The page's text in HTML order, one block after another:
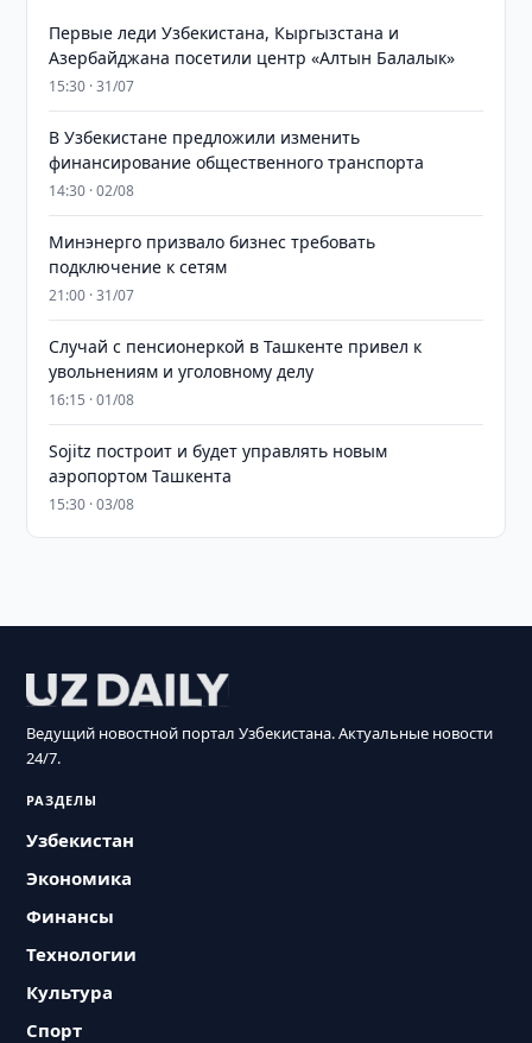
Первые леди Узбекистана, Кыргызстана и
Азербайджана посетили центр «Алтын Балалык»
15:30 · 31/07
В Узбекистане предложили изменить
финансирование общественного транспорта
14:30 · 02/08
Минэнерго призвало бизнес требовать
подключение к сетям
21:00 · 31/07
Случай с пенсионеркой в Ташкенте привел к
увольнениям и уголовному делу
16:15 · 01/08
Sojitz построит и будет управлять новым
аэропортом Ташкента
15:30 · 03/08
Ведущий новостной портал Узбекистана. Актуальные новости
24/7.
РАЗДЕЛЫ
Узбекистан
Экономика
Финансы
Технологии
Культура
Спорт